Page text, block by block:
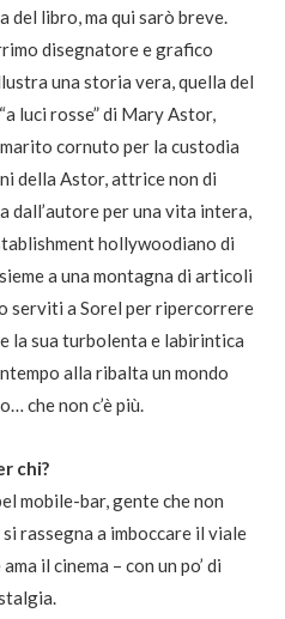
libro, ma qui sarò breve.
disegnatore e grafico
una storia vera, quella del
luci rosse” di Mary Astor,
cornuto per la custodia
della Astor, attrice non di
dall’autore per una vita intera,
hollywoodiano di
a una montagna di articoli
serviti a Sorel per ripercorrere
la sua turbolenta e labirintica
alla ribalta un mondo
che non c’è più.
chi?
mobile-bar, gente che non
rassegna a imboccare il viale
il cinema – con un po’ di